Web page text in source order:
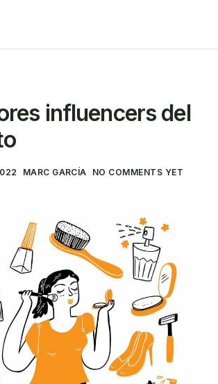
influencers del
MARC GARCÍA NO COMMENTS YET